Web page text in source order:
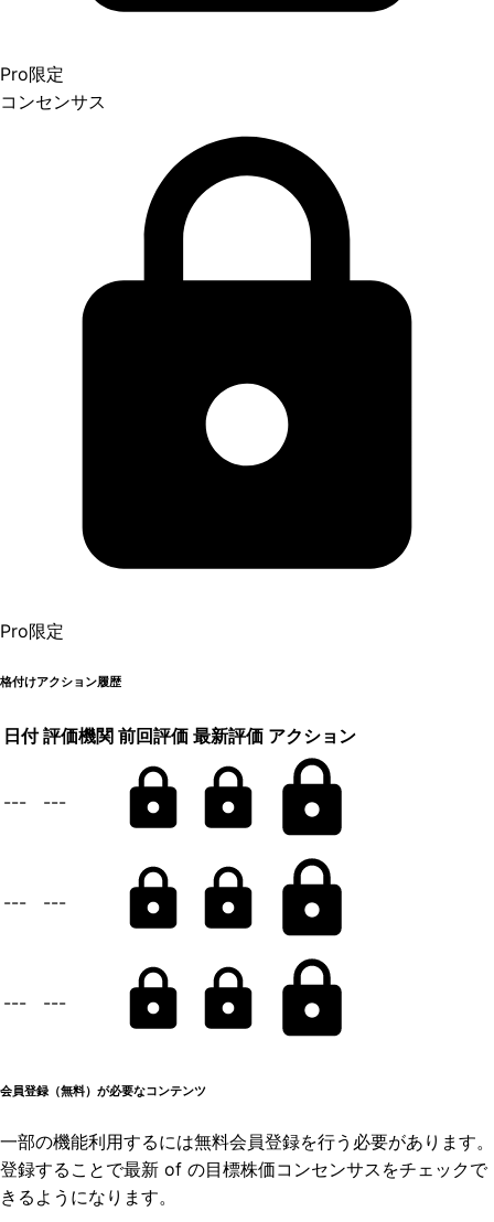
Pro限定
コンセンサス
Pro限定
格付けアクション履歴
日付 評価機関 前回評価 最新評価 アクション
--- ---
--- ---
--- ---
会員登録（無料）が必要なコンテンツ
一部の機能利用するには無料会員登録を行う必要があります。
登録することで最新 of の目標株価コンセンサスをチェックで
きるようになります。